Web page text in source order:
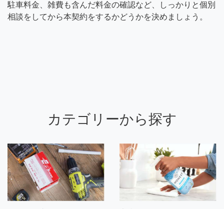
駐車料金、雑費も含んだ料金の確認など、しっかりと個別
相談をしてから本契約をするかどうかを決めましょう。
カテゴリーから探す